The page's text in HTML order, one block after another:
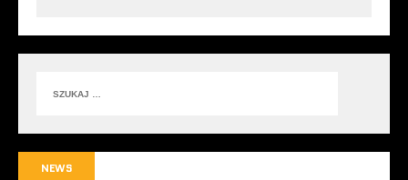
NEWS